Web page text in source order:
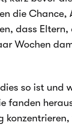
die
dass
Wochen
so ist und
fanden